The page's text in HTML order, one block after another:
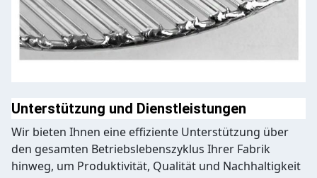
Unterstützung und Dienstleistungen
Wir bieten Ihnen eine effiziente Unterstützung über
den gesamten Betriebslebenszyklus Ihrer Fabrik
hinweg, um Produktivität, Qualität und Nachhaltigkeit